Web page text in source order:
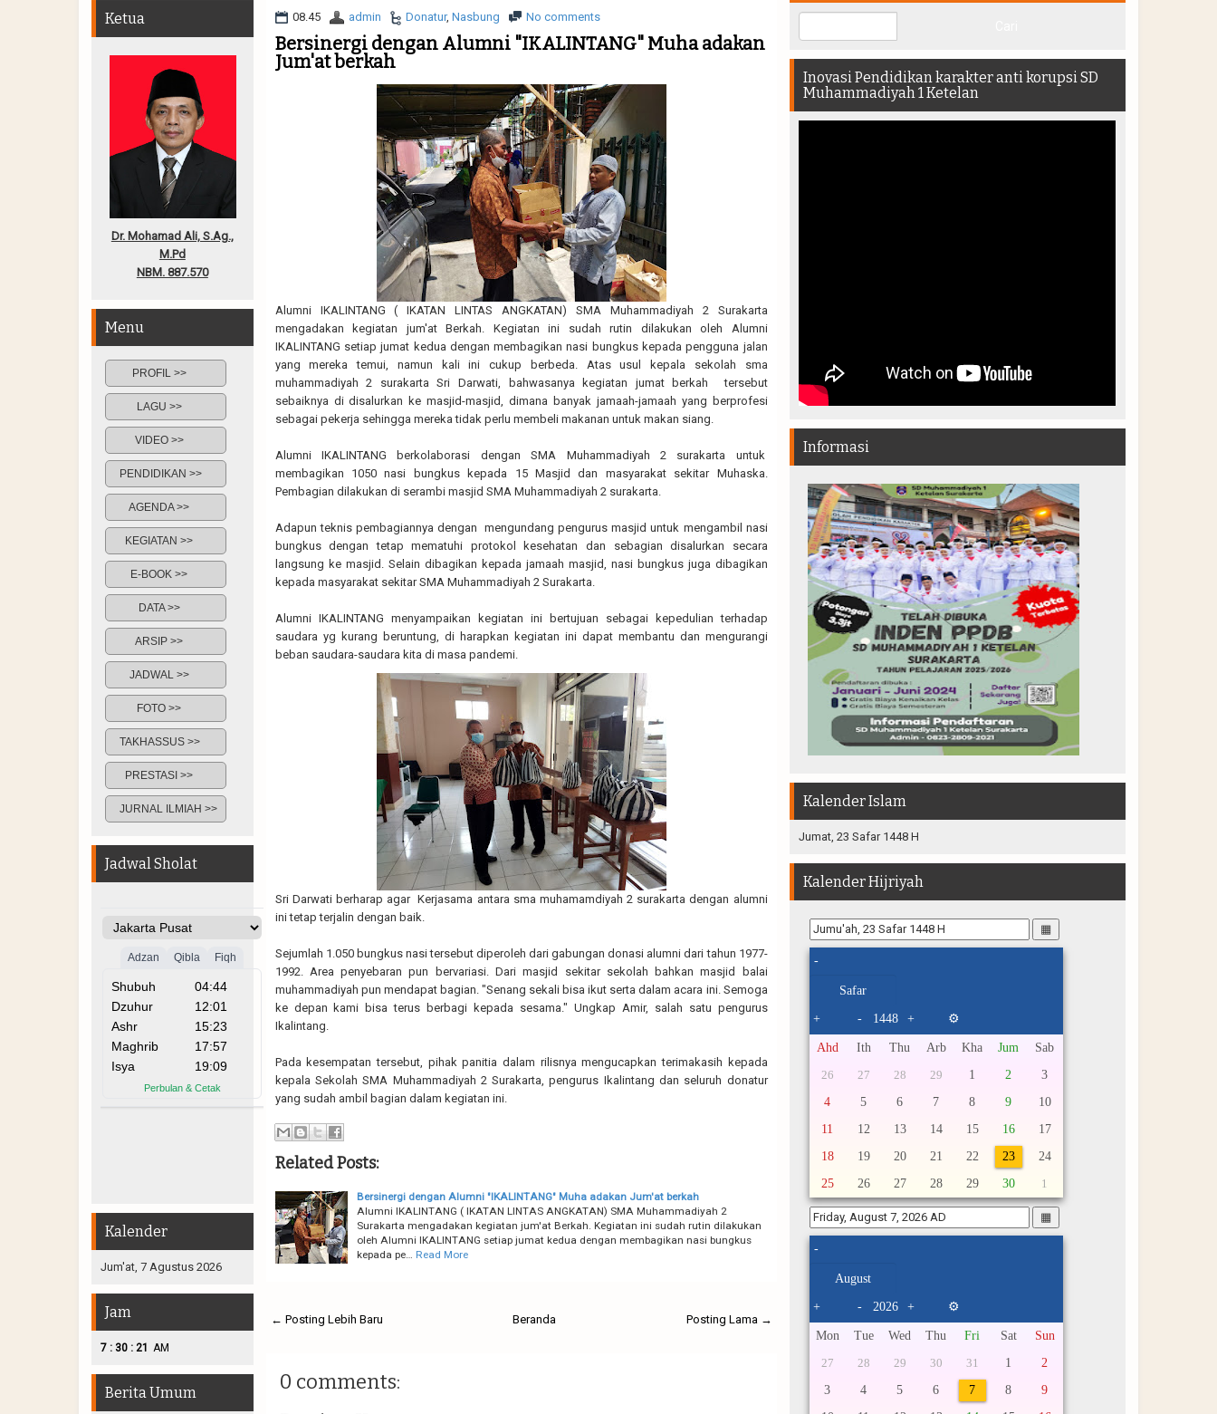
08.45 admin Donatur, Nasbung No comments
Bersinergi dengan Alumni "IKALINTANG" Muha adakan
Jum'at berkah
Alumni IKALINTANG ( IKATAN LINTAS ANGKATAN) SMA Muhammadiyah 2 Surakarta
mengadakan kegiatan jum'at Berkah. Kegiatan ini sudah rutin dilakukan oleh Alumni
IKALINTANG setiap jumat kedua dengan membagikan nasi bungkus kepada pengguna jalan
yang mereka temui, namun kali ini cukup berbeda. Atas usul kepala sekolah sma
muhammadiyah 2 surakarta Sri Darwati, bahwasanya kegiatan jumat berkah tersebut
sebaiknya di disalurkan ke masjid-masjid, dimana banyak jamaah-jamaah yang berprofesi
sebagai pekerja sehingga mereka tidak perlu membeli makanan untuk makan siang.
Alumni IKALINTANG berkolaborasi dengan SMA Muhammadiyah 2 surakarta untuk
membagikan 1050 nasi bungkus kepada 15 Masjid dan masyarakat sekitar Muhaska.
Pembagian dilakukan di serambi masjid SMA Muhammadiyah 2 surakarta.
Adapun teknis pembagiannya dengan mengundang pengurus masjid untuk mengambil nasi
bungkus dengan tetap mematuhi protokol kesehatan dan sebagian disalurkan secara
langsung ke masjid. Selain dibagikan kepada jamaah masjid, nasi bungkus juga dibagikan
kepada masyarakat sekitar SMA Muhammadiyah 2 Surakarta.
Alumni IKALINTANG menyampaikan kegiatan ini bertujuan sebagai kepedulian terhadap
saudara yg kurang beruntung, di harapkan kegiatan ini dapat membantu dan mengurangi
beban saudara-saudara kita di masa pandemi.
Sri Darwati berharap agar Kerjasama antara sma muhamamdiyah 2 surakarta dengan alumni
ini tetap terjalin dengan baik.
Sejumlah 1.050 bungkus nasi tersebut diperoleh dari gabungan donasi alumni dari tahun 1977-
1992. Area penyebaran pun bervariasi. Dari masjid sekitar sekolah bahkan masjid balai
muhammadiyah pun mendapat bagian. "Senang sekali bisa ikut serta dalam acara ini. Semoga
ke depan kami bisa terus berbagi kepada sesama." Ungkap Amir, salah satu pengurus
Ikalintang.
Pada kesempatan tersebut, pihak panitia dalam rilisnya mengucapkan terimakasih kepada
kepala Sekolah SMA Muhammadiyah 2 Surakarta, pengurus Ikalintang dan seluruh donatur
yang sudah ambil bagian dalam kegiatan ini.
Related Posts:
Bersinergi dengan Alumni "IKALINTANG" Muha adakan Jum'at berkah
Alumni IKALINTANG ( IKATAN LINTAS ANGKATAN) SMA Muhammadiyah 2
Surakarta mengadakan kegiatan jum'at Berkah. Kegiatan ini sudah rutin dilakukan
oleh Alumni IKALINTANG setiap jumat kedua dengan membagikan nasi bungkus
kepada pe…
Read More
← Posting Lebih Baru Posting Lama →
Beranda
0 comments:
Ketua
Dr. Mohamad Ali, S.Ag.,
M.Pd
NBM. 887.570
Menu
PROFIL >>
LAGU >>
VIDEO >>
PENDIDIKAN >>
AGENDA >>
KEGIATAN >>
E-BOOK >>
DATA >>
ARSIP >>
JADWAL >>
FOTO >>
TAKHASSUS >>
PRESTASI >>
JURNAL ILMIAH >>
Jadwal Sholat
Kalender
Jum'at, 7 Agustus 2026
Jam
7 : 30 : 22 AM
Berita Umum
Inovasi Pendidikan karakter anti korupsi SD
Muhammadiyah 1 Ketelan
Informasi
Kalender Islam
Jumat, 23 Safar 1448 H
Kalender Hijriyah
▦
-
+ - + ⚙
Ahd Ith Thu Arb Kha Jum Sab
26 27 28 29 1 2
3
4
5 6 7 8 9
10
11
12 13 14 15 16
17
18
19 20 21 22 23
24
25
26 27 28 29 30 1
▦
-
+ - + ⚙
Mon Tue Wed Thu Fri Sat Sun
27 28 29 30 31 1
2
3
4 5 6 7 8
9